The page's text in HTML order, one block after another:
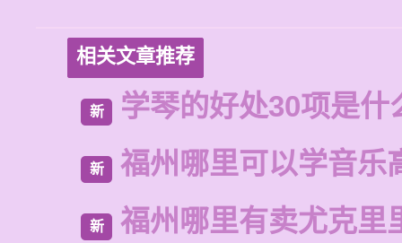
相关文章推荐
新 学琴的好处30项是什
新 福州哪里可以学音乐
新 福州哪里有卖尤克里